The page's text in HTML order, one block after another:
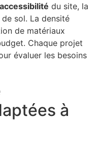
accessibilité du site, la
sol. La densité
de matériaux
Chaque projet
évaluer les besoins
à